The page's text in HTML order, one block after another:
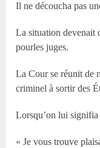
Il ne découcha pas
La situation devenait
pourles juges.
La Cour se réunit de
criminel à sortir des
Lorsqu’on lui
« Je vous trouve